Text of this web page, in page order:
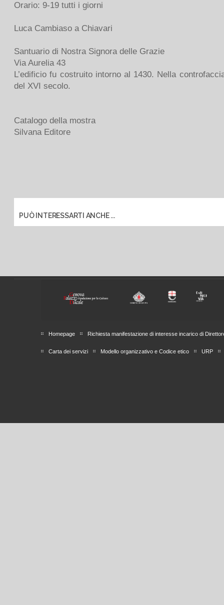
Orario: 9-19 tutti i giorni
Luca Cambiaso a Chiavari
Santuario di Nostra Signora delle Grazie
Via Aurelia 43
L’edificio fu costruito intorno al 1430. Nella
del XVI secolo.
Catalogo della mostra
Silvana Editore
PUÒ INTERESSARTI ANCHE ...
Homepage Richiesta manifestazione di interesse incarico di
Carta dei servizi Modello organizzativo e Codice etico URP